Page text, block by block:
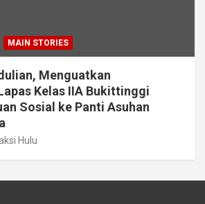
MAIN STORIES
Menguatkan
Kelas IIA Bukittinggi
Sosial ke Panti Asuhan
Hulu